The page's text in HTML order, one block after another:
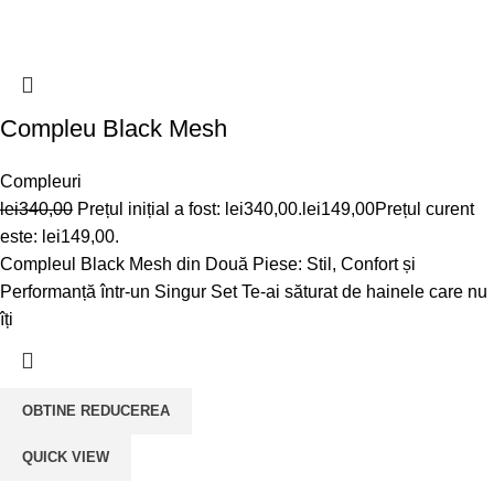
Compleu Black Mesh
Compleuri
lei340,00 Prețul inițial a fost: lei340,00. lei149,00Prețul curent
este: lei149,00.
Compleul Black Mesh din Două Piese: Stil, Confort și
Performanță într-un Singur Set Te-ai săturat de hainele care nu
îți
OBTINE REDUCEREA
QUICK VIEW